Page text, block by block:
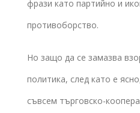
фрази като партийно и
противоборство.
Но защо да се замазва
политика, след като е
съвсем търговско-